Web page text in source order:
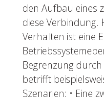
den Aufbau eines
diese Verbindung.
Verhalten ist eine
Begrenzung durch
betrifft
Szenarien: • Eine